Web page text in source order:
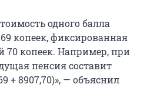
одного балла
69 копеек, фиксированная
70 копеек. Например, при
пенсия составит
+ 8907,70)», — объяснил